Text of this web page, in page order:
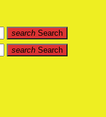
search Search
search Search